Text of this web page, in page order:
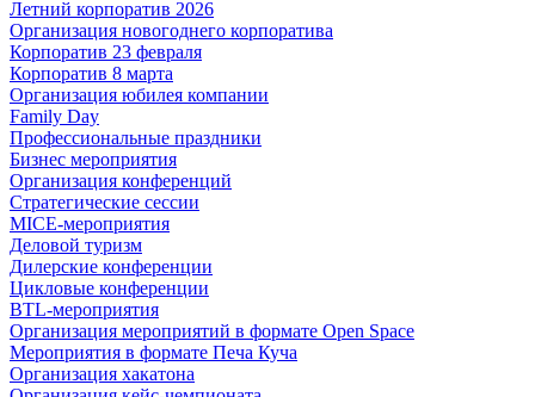
Летний корпоратив 2026
Организация новогоднего корпоратива
Корпоратив 23 февраля
Корпоратив 8 марта
Организация юбилея компании
Family Day
Профессиональные праздники
Бизнес мероприятия
Организация конференций
Стратегические сессии
MICE-мероприятия
Деловой туризм
Дилерские конференции
Цикловые конференции
BTL-мероприятия
Организация мероприятий в формате Open Space
Мероприятия в формате Печа Куча
Организация хакатона